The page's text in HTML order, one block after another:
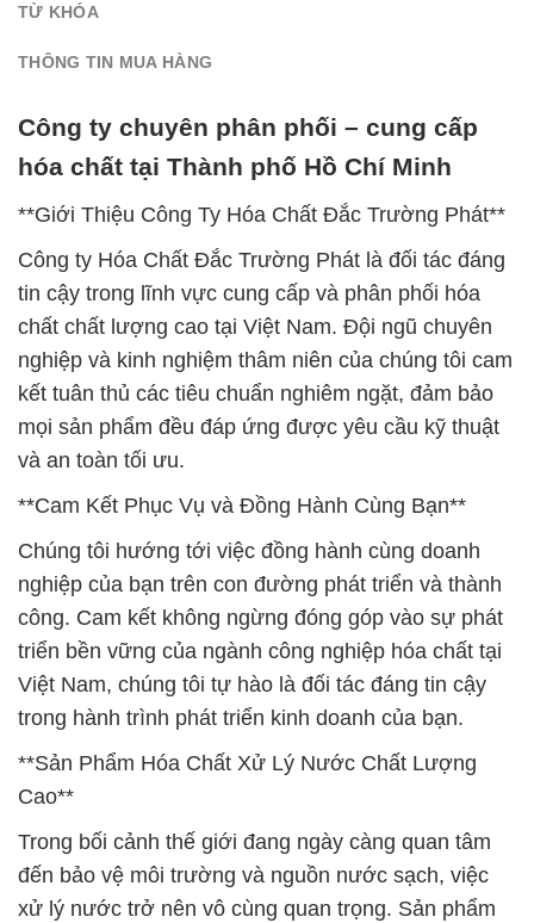
TỪ KHÓA
THÔNG TIN MUA HÀNG
Công ty chuyên phân phối – cung cấp
hóa chất tại Thành phố Hồ Chí Minh
**Giới Thiệu Công Ty Hóa Chất Đắc Trường Phát**
Công ty Hóa Chất Đắc Trường Phát là đối tác đáng
tin cậy trong lĩnh vực cung cấp và phân phối hóa
chất chất lượng cao tại Việt Nam. Đội ngũ chuyên
nghiệp và kinh nghiệm thâm niên của chúng tôi cam
kết tuân thủ các tiêu chuẩn nghiêm ngặt, đảm bảo
mọi sản phẩm đều đáp ứng được yêu cầu kỹ thuật
và an toàn tối ưu.
**Cam Kết Phục Vụ và Đồng Hành Cùng Bạn**
Chúng tôi hướng tới việc đồng hành cùng doanh
nghiệp của bạn trên con đường phát triển và thành
công. Cam kết không ngừng đóng góp vào sự phát
triển bền vững của ngành công nghiệp hóa chất tại
Việt Nam, chúng tôi tự hào là đối tác đáng tin cậy
trong hành trình phát triển kinh doanh của bạn.
**Sản Phẩm Hóa Chất Xử Lý Nước Chất Lượng
Cao**
Trong bối cảnh thế giới đang ngày càng quan tâm
đến bảo vệ môi trường và nguồn nước sạch, việc
xử lý nước trở nên vô cùng quan trọng. Sản phẩm